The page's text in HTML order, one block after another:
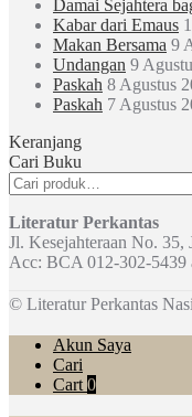
Damai Sejahtera
Kabar dari Emaus
Makan Bersama 9
Undangan 9
Paskah 8 Agustus
Paskah 7 Agustus
Keranjang
Cari Buku
Pencarian
untuk:
Literatur Perkantas
Jl. Kesejahteraan No. 35,
Acc: BCA 012-302-5439
© Literatur Perkantas
Akun Saya
Cari
Cart 0